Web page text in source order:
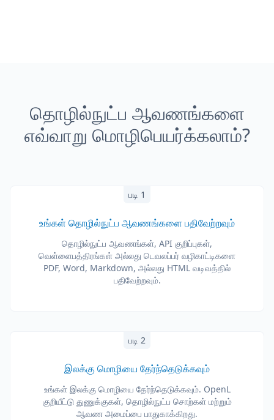
தொழில்நுட்ப ஆவணங்களை
எவ்வாறு மொழிபெயர்க்கலாம்?
படி 1
உங்கள் தொழில்நுட்ப ஆவணங்களை பதிவேற்றவும்
தொழில்நுட்ப ஆவணங்கள், API குறிப்புகள்,
வெள்ளைபத்திரங்கள் அல்லது டெவலப்பர் வழிகாட்டிகளை
PDF, Word, Markdown, அல்லது HTML வடிவத்தில்
பதிவேற்றவும்.
படி 2
இலக்கு மொழியை தேர்ந்தெடுக்கவும்
உங்கள் இலக்கு மொழியை தேர்ந்தெடுக்கவும். OpenL
குறியீட்டு துணுக்குகள், தொழில்நுட்ப சொற்கள் மற்றும்
ஆவண அமைப்பை பாதுகாக்கிறது.